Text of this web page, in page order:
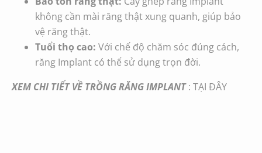
không cần mài răng thật xung quanh, giúp bảo
vệ răng thật.
Tuổi thọ cao: Với chế độ chăm sóc đúng cách,
răng Implant có thể sử dụng trọn đời.
XEM CHI TIẾT VỀ TRỒNG RĂNG IMPLANT: TẠI ĐÂY